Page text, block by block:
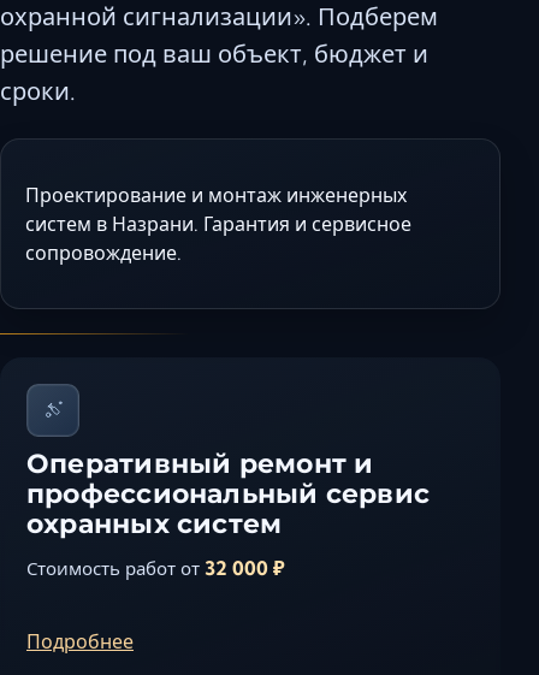
Камышин
Каспийск
Минеральные
охранной сигнализации». Подберем
решение под ваш объект, бюджет и
сроки.
Проектирование и монтаж инженерных
систем в Назрани. Гарантия и сервисное
сопровождение.
Оперативный ремонт и
профессиональный сервис
охранных систем
Стоимость работ от 32 000 ₽
Подробнее